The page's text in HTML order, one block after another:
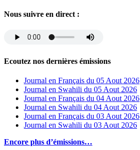
Nous suivre en direct :
Ecoutez nos dernières émissions
Journal en Français du 05 Aout 2026
Journal en Swahili du 05 Aout 2026
Journal en Français du 04 Aout 2026
Journal en Swahili du 04 Aout 2026
Journal en Français du 03 Aout 2026
Journal en Swahili du 03 Aout 2026
Encore plus d’émissions…